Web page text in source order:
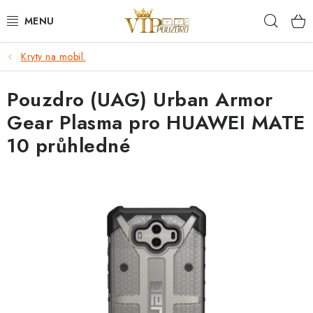
na
KRYTY NA MOBIL.
OCHRANA DISPLEJE - SKLO A FÓLIE
KABELY A NABÍJEČKY
DRŽÁKY A STOJÁNKY
BRAŠNY NA NOTEBOOKY
Kryty na mobil.
Pouzdro (UAG) Urban Armor
Gear Plasma pro HUAWEI MATE
10 průhledné